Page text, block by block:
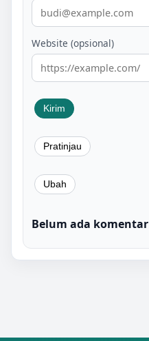
Website (opsional)
Belum ada komentar